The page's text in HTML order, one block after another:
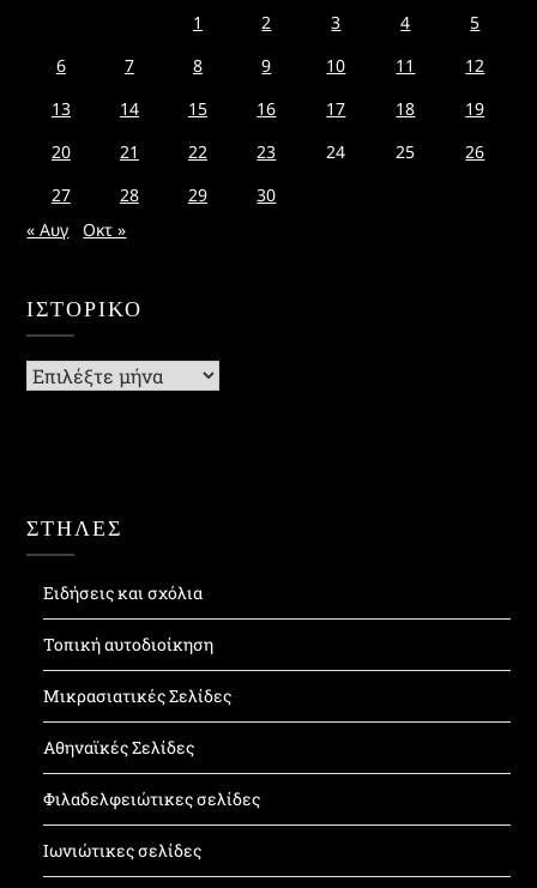
1
2 3 4
5
6
7 8 9 10 11
12
13
14 15 16 17 18
19
20
21 22 23 24 25
26
27
28 29
30
« Αυγ
Οκτ »
ΙΣΤΟΡΙΚΌ
Ιστορικό
ΣΤΗΛΕΣ
Ειδήσεις και σχόλια
Τοπική αυτοδιοίκηση
Μικρασιατικές Σελίδες
Αθηναϊκές Σελίδες
Φιλαδελφειώτικες σελίδες
Ιωνιώτικες σελίδες